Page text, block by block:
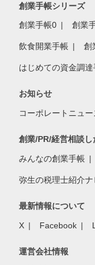
創業手帳シリーズ
創業手帳0 創業
飲食開業手帳 創
はじめての資金調
お知らせ
コーポレートニュー
創業/PR/経営相談し
みんなの創業手帳
弥生の税理士紹介ナ
最新情報について
X Facebook
運営会社情報